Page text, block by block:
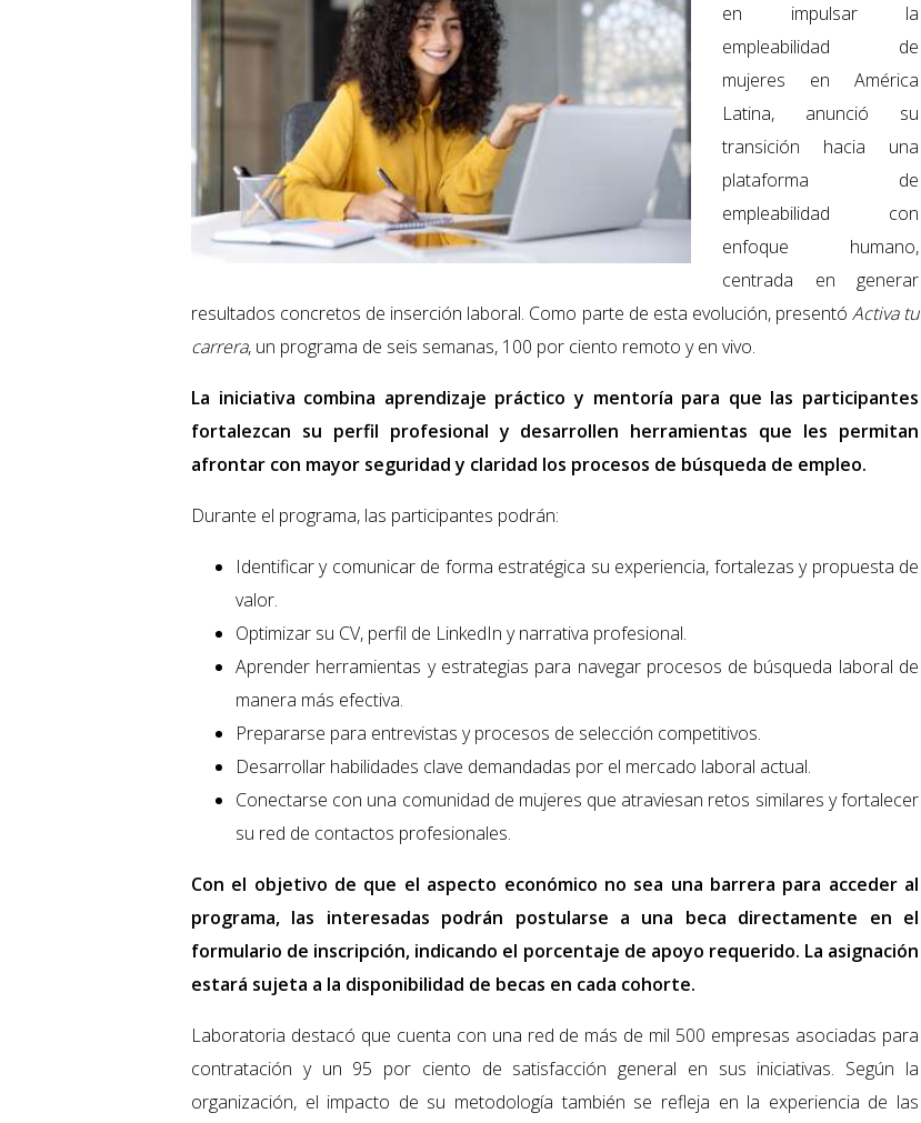
en impulsar la
empleabilidad de
mujeres en América
Latina, anunció su
transición hacia una
plataforma de
empleabilidad con
enfoque humano,
centrada en generar
resultados concretos de inserción laboral. Como parte de esta evolución, presentó Activa tu
carrera, un programa de seis semanas, 100 por ciento remoto y en vivo.
La iniciativa combina aprendizaje práctico y mentoría para que las participantes
fortalezcan su perfil profesional y desarrollen herramientas que les permitan
afrontar con mayor seguridad y claridad los procesos de búsqueda de empleo.
Durante el programa, las participantes podrán:
Identificar y comunicar de forma estratégica su experiencia, fortalezas y propuesta de
valor.
Optimizar su CV, perfil de LinkedIn y narrativa profesional.
Aprender herramientas y estrategias para navegar procesos de búsqueda laboral de
manera más efectiva.
Prepararse para entrevistas y procesos de selección competitivos.
Desarrollar habilidades clave demandadas por el mercado laboral actual.
Conectarse con una comunidad de mujeres que atraviesan retos similares y fortalecer
su red de contactos profesionales.
Con el objetivo de que el aspecto económico no sea una barrera para acceder al
programa, las interesadas podrán postularse a una beca directamente en el
formulario de inscripción, indicando el porcentaje de apoyo requerido. La asignación
estará sujeta a la disponibilidad de becas en cada cohorte.
Laboratoria destacó que cuenta con una red de más de mil 500 empresas asociadas para
contratación y un 95 por ciento de satisfacción general en sus iniciativas. Según la
organización, el impacto de su metodología también se refleja en la experiencia de las